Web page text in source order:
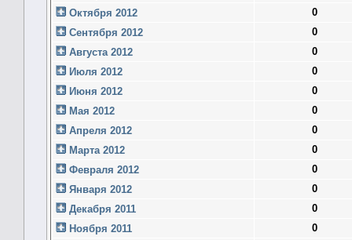
Октября 2012
0
Сентября 2012
0
Августа 2012
0
Июля 2012
0
Июня 2012
0
Мая 2012
0
Апреля 2012
0
Марта 2012
0
Февраля 2012
0
Января 2012
0
Декабря 2011
0
Ноября 2011
0